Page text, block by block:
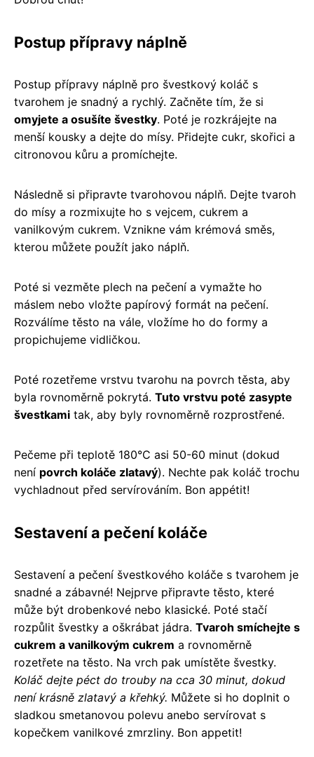
Postup přípravy náplně
Postup přípravy náplně pro švestkový koláč s
tvarohem je snadný a rychlý. Začněte tím, že si
omyjete a osušíte švestky. Poté je rozkrájejte na
menší kousky a dejte do mísy. Přidejte cukr, skořici a
citronovou kůru a promíchejte.
Následně si připravte tvarohovou náplň. Dejte tvaroh
do mísy a rozmixujte ho s vejcem, cukrem a
vanilkovým cukrem. Vznikne vám krémová směs,
kterou můžete použít jako náplň.
Poté si vezměte plech na pečení a vymažte ho
máslem nebo vložte papírový formát na pečení.
Rozválíme těsto na vále, vložíme ho do formy a
propichujeme vidličkou.
Poté rozetřeme vrstvu tvarohu na povrch těsta, aby
byla rovnoměrně pokrytá. Tuto vrstvu poté zasypte
švestkami tak, aby byly rovnoměrně rozprostřené.
Pečeme při teplotě 180°C asi 50-60 minut (dokud
není povrch koláče zlatavý). Nechte pak koláč trochu
vychladnout před servírováním. Bon appétit!
Sestavení a pečení koláče
Sestavení a pečení švestkového koláče s tvarohem je
snadné a zábavné! Nejprve připravte těsto, které
může být drobenkové nebo klasické. Poté stačí
rozpůlit švestky a oškrábat jádra. Tvaroh smíchejte s
cukrem a vanilkovým cukrem a rovnoměrně
rozetřete na těsto. Na vrch pak umístěte švestky.
Koláč dejte péct do trouby na cca 30 minut, dokud
není krásně zlatavý a křehký. Můžete si ho doplnit o
sladkou smetanovou polevu anebo servírovat s
kopečkem vanilkové zmrzliny. Bon appetit!